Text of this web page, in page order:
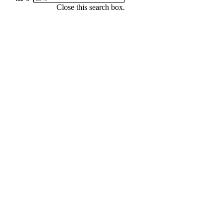
Close this search box.